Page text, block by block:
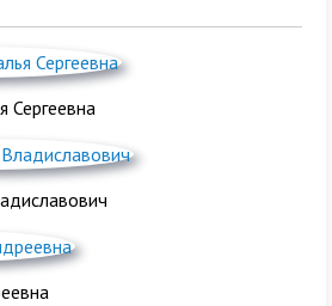
Сергеевна